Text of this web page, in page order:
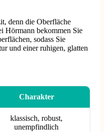
denn die Oberfläche
Hörmann bekommen Sie
sodass Sie
und einer ruhigen, glatten
Charakter
klassisch, robust,
unempfindlich